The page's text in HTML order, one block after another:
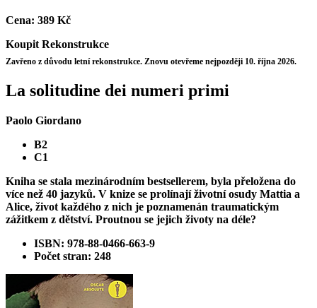
Cena: 389 Kč
Koupit Rekonstrukce
Zavřeno z důvodu letní rekonstrukce. Znovu otevřeme nejpozději 10. října 2026.
La solitudine dei numeri primi
Paolo Giordano
B2
C1
Kniha se stala mezinárodním bestsellerem, byla přeložena do
více než 40 jazyků. V knize se prolínají životní osudy Mattia a
Alice, život každého z nich je poznamenán traumatickým
zážitkem z dětství. Proutnou se jejich životy na déle?
ISBN: 978-88-0466-663-9
Počet stran: 248